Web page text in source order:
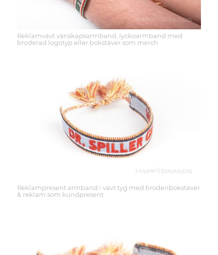
Reklamvävt vänskapsarmband, lyckoarmband med
broderad logotyp eller bokstäver som merch
Reklampresent armband i vävt tyg med broderibokstäver
& reklam som kundpresent